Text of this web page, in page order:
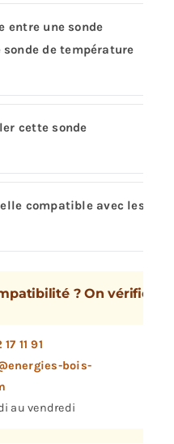
entre une sonde
sonde de température
cette sonde
compatible avec les
? On vérifie
11 91
bois-
au vendredi